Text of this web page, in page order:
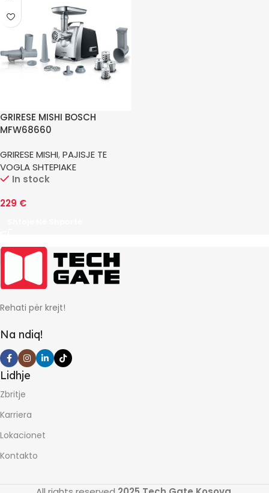
GRIRESE MISHI BOSCH
MFW68660
GRIRESE MISHI,PAJISJE TE
VOGLA SHTEPIAKE
In stock
229 €
Rehati për krejt!
Na ndiq!
Lidhje
Zbritje
Karriera
Lokacionet
Kontakto